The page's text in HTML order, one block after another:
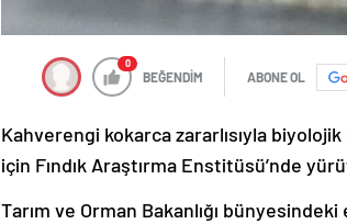
0
BEĞENDİM ABONE OL
Kahverengi kokarca zararlısıyla
için Fındık Araştırma Enstitüsü’nde
Tarım ve Orman Bakanlığı